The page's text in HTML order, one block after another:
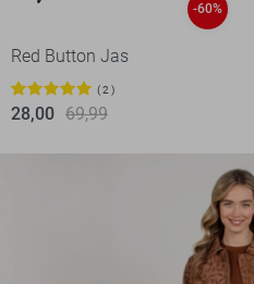
-60%
Red Button Jas
2
28,00 69,99